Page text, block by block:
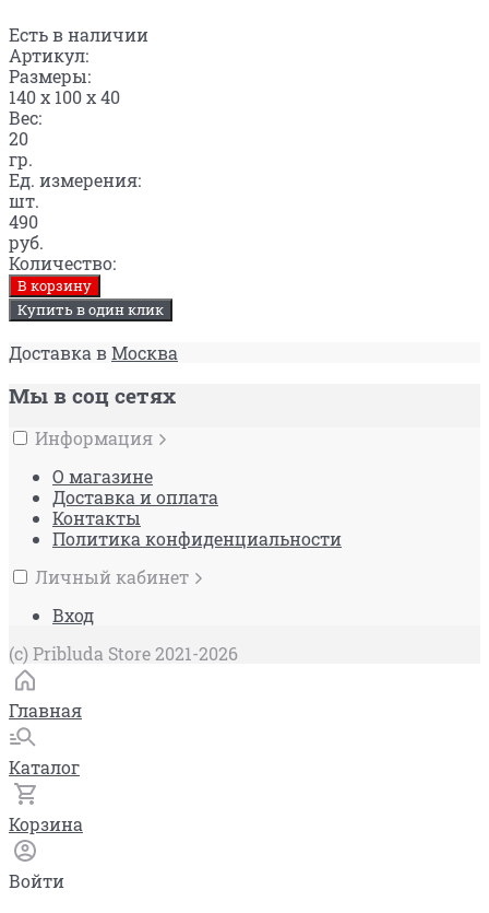
Есть в наличии
Артикул:
Размеры:
140 x 100 x 40
Вес:
20
гр.
Ед. измерения:
шт.
490
руб.
Количество:
В корзину
Купить в один клик
Доставка вМосква
Мы в соц сетях
Информация
О магазине
Доставка и оплата
Контакты
Политика конфиденциальности
Личный кабинет
Вход
(c) Pribluda Store 2021-2026
Главная
Каталог
Корзина
Войти